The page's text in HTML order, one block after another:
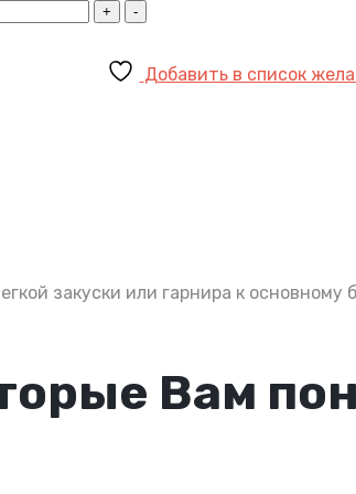
Добавить в список
закуски или гарнира к
Вам